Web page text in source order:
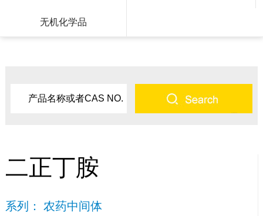
无机化学品
二正丁胺
系列： 农药中间体